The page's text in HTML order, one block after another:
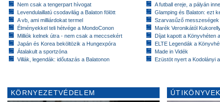
Nem csak a tengerpart hívogat
Levendulaillatú csodavilág a Balaton fölött
A vb, ami milliárdokat termel
Élményekkel teli hétvége a MondoConon
Milliók kelnek útra - nem csak a meccsekért
Japán és Korea beköltözik a Hungexpóra
Átalakult a sportzóna
Villák, legendák: időutazás a Balatonon
A futball ereje, a pályán
Glamping és Balaton: ezt
Szarvasűző messzeségek
Marék Veronikától
Díjat kapott a Könyvhéten
ELTE Legendák a
Made in Vidék
Ezüstöt nyert a Kodolányi
KÖRNYEZETVÉDELEM